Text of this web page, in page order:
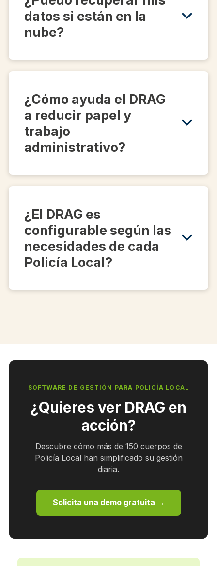
datos si están en la
nube?
¿Cómo ayuda el DRAG
a reducir papel y
trabajo
administrativo?
¿El DRAG es
configurable según las
necesidades de cada
Policía Local?
SOFTWARE DE GESTIÓN PARA POLICÍA LOCAL
¿Quieres ver DRAG en
acción?
Descubre cómo más de 150 cuerpos de
Policía Local han simplificado su gestión
diaria.
Solicita una demo gratuita →